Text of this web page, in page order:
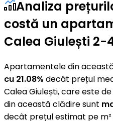
Analiza
costă un
Calea Giulești 2-
Apartamentele din
cu 21.08% decât prețul
Calea Giulești, care este de
din această clădire sunt
decât prețul estimat pe